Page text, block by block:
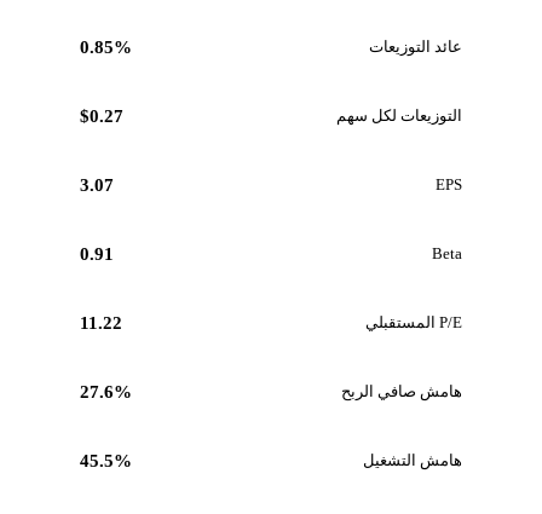
عائد التوزيعات 0.85%
التوزيعات لكل سهم $0.27
EPS
3.07
Beta
0.91
P/E المستقبلي 11.22
هامش صافي الربح 27.6%
هامش التشغيل 45.5%